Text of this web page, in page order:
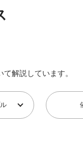
解説しています。